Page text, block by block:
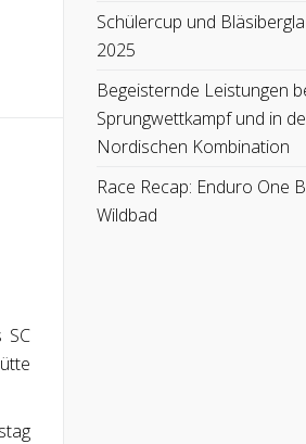
SC
Schülercup und
2025
Begeisternde Leistungen
Sprungwettkampf und in
Nordischen Kombination
Race Recap: Enduro One
Wildbad